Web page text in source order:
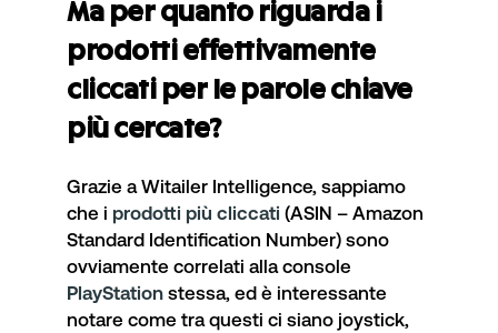
Ma per quanto riguarda i
prodotti effettivamente
cliccati per le parole chiave
più cercate?
Grazie a Witailer Intelligence, sappiamo
che i prodotti più cliccati (ASIN – Amazon
Standard Identification Number) sono
ovviamente correlati alla console
PlayStation stessa, ed è interessante
notare come tra questi ci siano joystick,